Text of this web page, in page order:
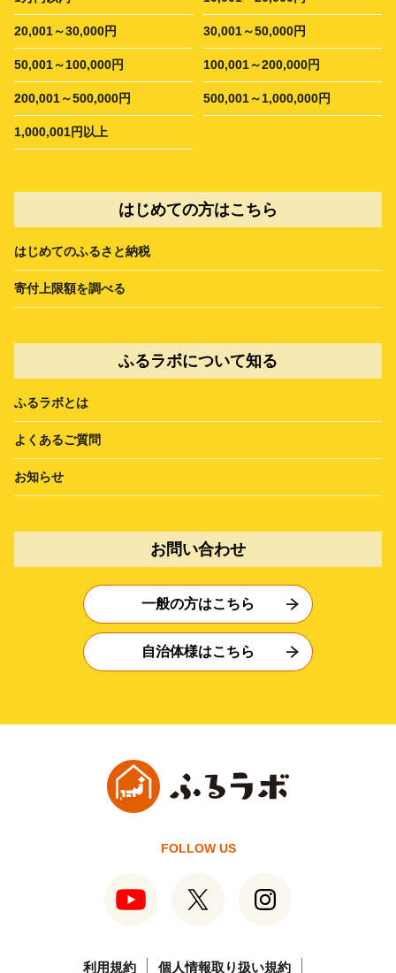
20,001～30,000円 30,001～50,000円
50,001～100,000円 100,001～200,000円
200,001～500,000円 500,001～1,000,000円
1,000,001円以上
はじめての方はこちら
はじめてのふるさと納税
寄付上限額を調べる
ふるラボについて知る
ふるラボとは
よくあるご質問
お知らせ
お問い合わせ
一般の方はこちら
自治体様はこちら
FOLLOW US
利用規約 個人情報取り扱い規約